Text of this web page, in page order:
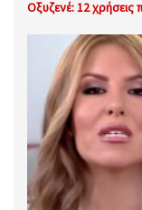
Οξυζενέ: 12